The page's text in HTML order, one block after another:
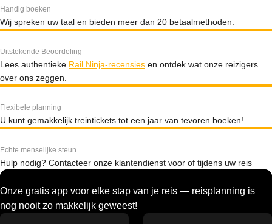
Handig boeken
Wij spreken uw taal en bieden meer dan 20 betaalmethoden.
Uitstekende Beoordeling
Lees authentieke Rail Ninja-recensies en ontdek wat onze reizigers
over ons zeggen.
Flexibele planning
U kunt gemakkelijk treintickets tot een jaar van tevoren boeken!
Echte menselijke steun
Hulp nodig? Contacteer onze klantendienst voor of tijdens uw reis
Onze gratis app voor elke stap van je reis — reisplanning is
nog nooit zo makkelijk geweest!